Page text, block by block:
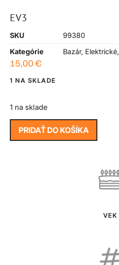
EV3
SKU
99380
Kategórie
Bazár, Elektrické,
15,00 €
1 NA SKLADE
1 na sklade
PRIDAŤ DO KOŠÍKA
VEK